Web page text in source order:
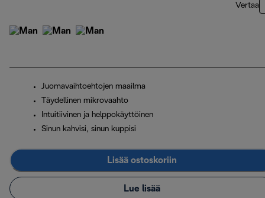
Vertaa
Juomavaihtoehtojen maailma
Täydellinen mikrovaahto
Intuitiivinen ja helppokäyttöinen
Sinun kahvisi, sinun kuppisi
Lisää ostoskoriin
Lue lisää